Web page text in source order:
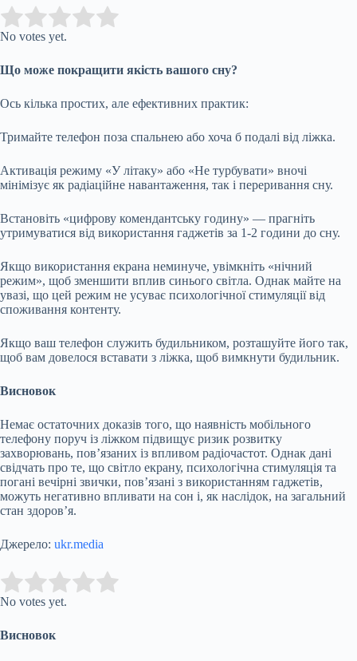
Rate this item:
No votes yet.
Що може покращити якість вашого сну?
Ось кілька простих, але ефективних практик:
Тримайте телефон поза спальнею або хоча б подалі від ліжка.
Активація режиму «У літаку» або «Не турбувати» вночі
мінімізує як радіаційне навантаження, так і переривання сну.
Встановіть «цифрову комендантську годину» — прагніть
утримуватися від використання гаджетів за 1-2 години до сну.
Якщо використання екрана неминуче, увімкніть «нічний
режим», щоб зменшити вплив синього світла. Однак майте на
увазі, що цей режим не усуває психологічної стимуляції від
споживання контенту.
Якщо ваш телефон служить будильником, розташуйте його так,
щоб вам довелося вставати з ліжка, щоб вимкнути будильник.
Висновок
Немає остаточних доказів того, що наявність мобільного
телефону поруч із ліжком підвищує ризик розвитку
захворювань, пов’язаних із впливом радіочастот. Однак дані
свідчать про те, що світло екрану, психологічна стимуляція та
погані вечірні звички, пов’язані з використанням гаджетів,
можуть негативно впливати на сон і, як наслідок, на загальний
стан здоров’я.
Джерело: ukr.media
Rate this item:
No votes yet.
Висновок